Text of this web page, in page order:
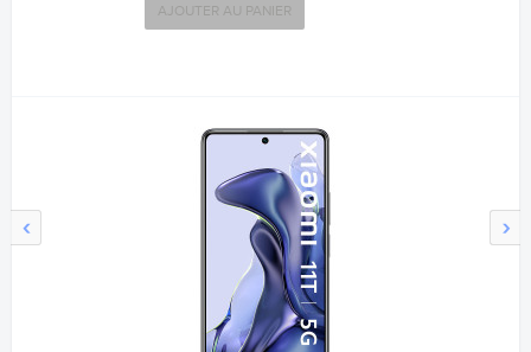
‹ ›
AJOUTER AU PANIER